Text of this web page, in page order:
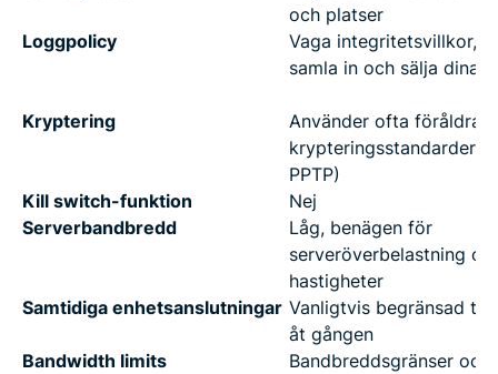
och platser
Loggpolicy
Vaga integritetsvillkor,
samla in och sälja dina
Kryptering
Använder ofta
krypteringsstandarder
PPTP)
Kill switch-funktion
Nej
Serverbandbredd
Låg, benägen för
serveröverbelastning
hastigheter
Samtidiga enhetsanslutningar Vanligtvis begränsad till
åt gången
Bandwidth limits
Bandbreddsgränser och